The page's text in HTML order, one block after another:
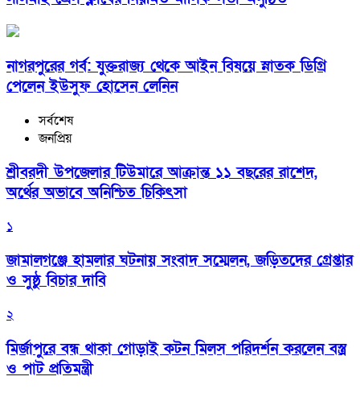
নাগরপুরের গর্ব: যুক্তরাজ্য থেকে আইন বিষয়ে স্নাতক ডিগ্রি
পেলেন ইউসুফ হোসেন লেনিন
সর্বশেষ
জনপ্রিয়
শ্রীবরদী উপজেলার টিউমারে আক্রান্ত ১১ বছরের রাশেদ,
অর্থের অভাবে অনিশ্চিত চিকিৎসা
১
জামালগঞ্জে হামলার ঘটনায় সংবাদ সম্মেলন, জড়িতদের গ্রেপ্তার
ও সুষ্ঠু বিচার দাবি
২
মির্জাপুরে বন্ধ থাকা গোড়াই কটন মিলস পরিদর্শন করলেন বস্ত্র
ও পাট প্রতিমন্ত্রী